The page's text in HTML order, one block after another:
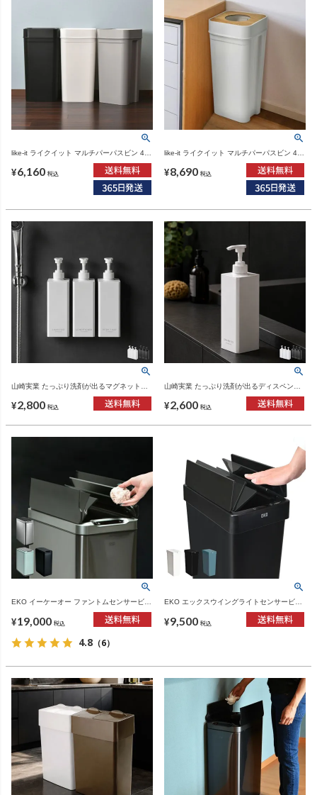
like-it ライクイット マルチパーパスビン 45L
¥6,160 税込
like-it ライクイット マルチパーパスビン 45L
¥8,690 税込
山崎実業 たっぷり洗剤が出るマグネットデ
ワーシリーズ
¥2,800 税込
山崎実業 たっぷり洗剤が出るディスペンサ
ズ
¥2,600 税込
EKO イーケーオー ファントムセンサービン
45L | インテリア雑貨・ゴミ箱
¥19,000 税込
4.8 （6）
EKO エックスウイングライトセンサービン
¥9,500 税込